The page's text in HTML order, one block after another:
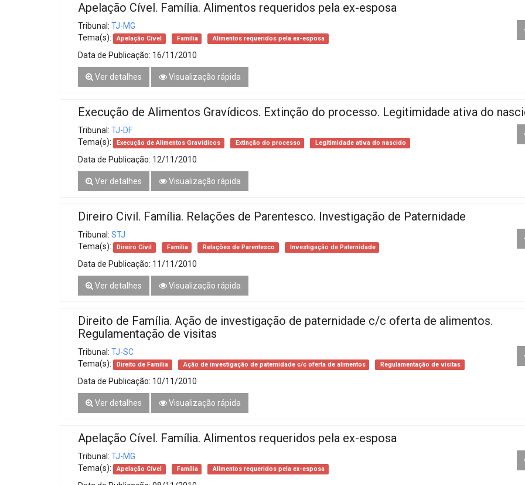
Apelação Cível. Família. Alimentos requeridos pela ex-esposa
Tribunal: TJ-MG
Tema(s):
Apelação Cível Família Alimentos requeridos pela ex-esposa
Data de Publicação: 16/11/2010
Ver detalhes Visualização rápida
Execução de Alimentos Gravídicos. Extinção do processo. Legitimidade ativa do
Tribunal: TJ-DF
Tema(s):
Execução de Alimentos Gravídicos Extinção do processo Legitimidade ativa do nascido
Data de Publicação: 12/11/2010
Ver detalhes Visualização rápida
Direiro Civil. Família. Relações de Parentesco. Investigação de Paternidade
Tribunal: STJ
Tema(s):
Direiro Civil Família Relações de Parentesco Investigação de Paternidade
Data de Publicação: 11/11/2010
Ver detalhes Visualização rápida
Direito de Família. Ação de investigação de paternidade c/c oferta de alimentos.
Regulamentação de visitas
Tribunal: TJ-SC
Tema(s):
Direito de Família Ação de investigação de paternidade c/c oferta de alimentos Regulamentação de visitas
Data de Publicação: 10/11/2010
Ver detalhes Visualização rápida
Apelação Cível. Família. Alimentos requeridos pela ex-esposa
Tribunal: TJ-MG
Tema(s):
Apelação Cível Família Alimentos requeridos pela ex-esposa